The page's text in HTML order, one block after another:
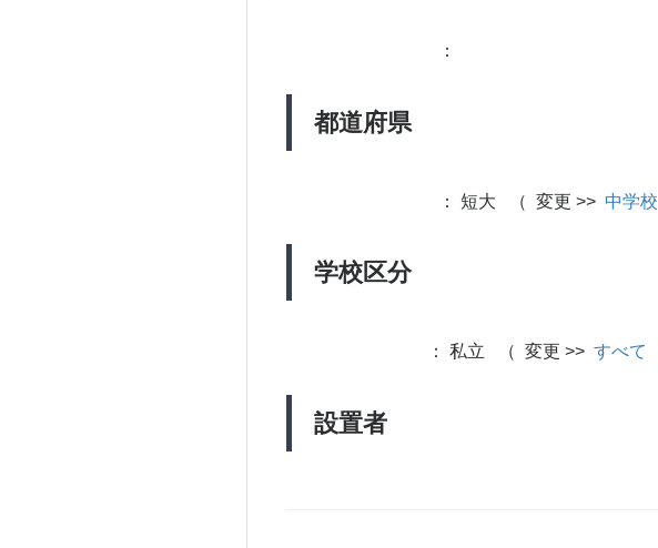
都道府県
：
学校区分
： 短大 （ 変更 >> 中学校
設置者
： 私立 （ 変更 >> すべて